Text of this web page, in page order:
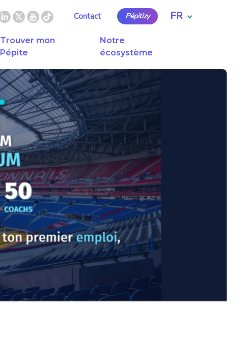
Contact Pépitizy FR
Trouver mon
Pépite
Notre
écosystème